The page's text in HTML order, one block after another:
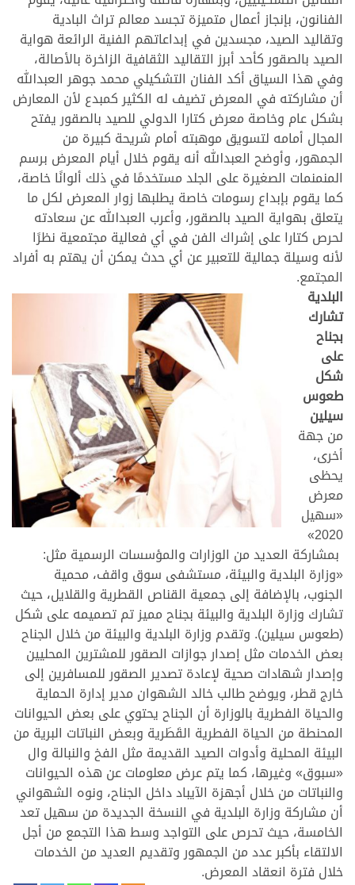
الفنانون، بإنجاز أعمال متميزة تجسد معالم تراث البادية
وتقاليد الصيد، مجسدين في إبداعاتهم الفنية الرائعة هواية
الصيد بالصقور كأحد أبرز التقاليد الثقافية الزاخرة بالأصالة،
وفي هذا السياق أكد الفنان التشكيلي محمد جوهر العبدالله
أن مشاركته في المعرض تضيف له الكثير كمبدع لأن المعارض
بشكل عام وخاصة معرض كتارا الدولي للصيد بالصقور يفتح
المجال أمامه لتسويق موهبته أمام شريحة كبيرة من
الجمهور، وأوضح العبدالله أنه يقوم خلال أيام المعرض برسم
المنمنمات الصغيرة على الجلد مستخدمًا في ذلك ألوانًا خاصة،
كما يقوم بإبداع رسومات خاصة يطلبها زوار المعرض لكل ما
يتعلق بهواية الصيد بالصقور، وأعرب العبدالله عن سعادته
لحرص كتارا على إشراك الفن في أي فعالية مجتمعية نظرًا
لأنه وسيلة جمالية للتعبير عن أي حدث يمكن أن يهتم به أفراد
المجتمع.
البلدية
تشارك
بجناح
على
شكل
طعوس
سيلين
من جهة
أخرى،
يحظى
معرض
«سهيل
2020»
بمشاركة العديد من الوزارات والمؤسسات الرسمية مثل:
«وزارة البلدية والبيئة، مستشفى سوق واقف، محمية
الجنوب، بالإضافة إلى جمعية القناص القطرية والقلايل، حيث
تشارك وزارة البلدية والبيئة بجناح مميز تم تصميمه على شكل
(طعوس سيلين). وتقدم وزارة البلدية والبيئة من خلال الجناح
بعض الخدمات مثل إصدار جوازات الصقور للمشترين المحليين
وإصدار شهادات صحية لإعادة تصدير الصقور للمسافرين إلى
خارج قطر، ويوضح طالب خالد الشهوان مدير إدارة الحماية
والحياة الفطرية بالوزارة أن الجناح يحتوي على بعض الحيوانات
المحنطة من الحياة الفطرية القَطَرية وبعض النباتات البرية من
البيئة المحلية وأدوات الصيد القديمة مثل الفخ والنبالة وال
«سبوق» وغيرها، كما يتم عرض معلومات عن هذه الحيوانات
والنباتات من خلال أجهزة الآيباد داخل الجناح، ونوه الشهواني
أن مشاركة وزارة البلدية في النسخة الجديدة من سهيل تعد
الخامسة، حيث تحرص على التواجد وسط هذا التجمع من أجل
الالتقاء بأكبر عدد من الجمهور وتقديم العديد من الخدمات
خلال فترة انعقاد المعرض.